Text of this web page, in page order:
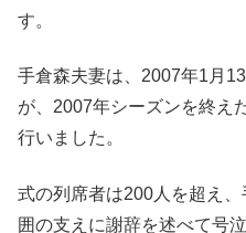
す。
手倉森夫妻は、2007年1月
が、2007年シーズンを終え
行いました。
式の列席者は200人を超え
囲の支えに謝辞を述べて号泣